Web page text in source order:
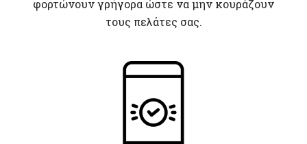
φορτώνουν γρήγορα ώστε να μην κουράζουν
τους πελάτες σας.